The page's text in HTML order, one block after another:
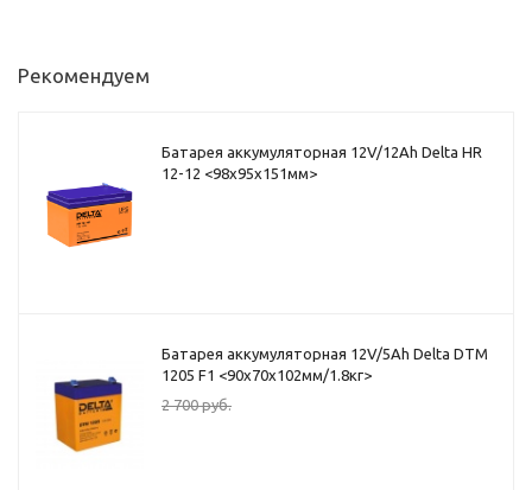
Рекомендуем
Батарея аккумуляторная 12V/12Ah Delta HR
12-12 <98x95x151мм>
Батарея аккумуляторная 12V/5Ah Delta DTM
1205 F1 <90x70x102мм/1.8кг>
2 700руб.